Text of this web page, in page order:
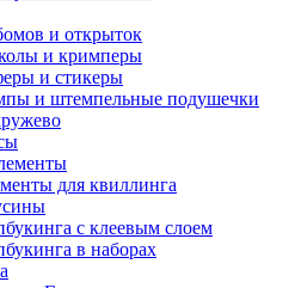
и открыток
и кримперы
и стикеры
и штемпельные подушечки
для квиллинга
с клеевым слоем
в наборах